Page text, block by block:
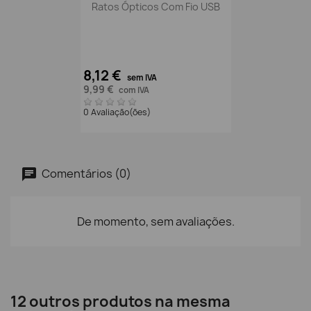
Ratos Ópticos Com Fio USB
8,12 € sem IVA
9,99 € com IVA
0 Avaliação(ões)
Comentários (0)
De momento, sem avaliações.
12 outros produtos na mesma